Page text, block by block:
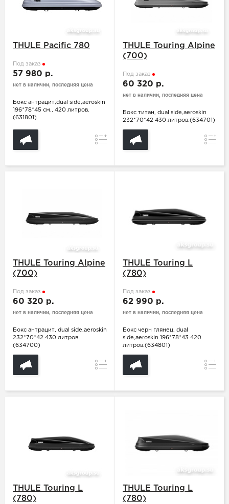
THULE Pacific 780
Под заказ
57 980 р.
нет в наличии, последняя цена
Бокс антрацит,dual side,aeroskin
196*78*45 см., 420 литров.
(631801)
Сравнение
THULE Touring Alpine
(700)
Под заказ
60 320 р.
нет в наличии, последняя цена
Бокс титан, dual side,aeroskin
232*70*42 430 литров.(634701)
THULE Touring Alpine
(700)
Под заказ
60 320 р.
нет в наличии, последняя цена
Бокс антрацит, dual side,aeroskin
232*70*42 430 литров.
(634700)
Сравнение
THULE Touring L
(780)
Под заказ
62 990 р.
нет в наличии, последняя цена
Бокс черн глянец, dual
side,aeroskin 196*78*43 420
литров.(634801)
THULE Touring L
(780)
THULE Touring L
(780)